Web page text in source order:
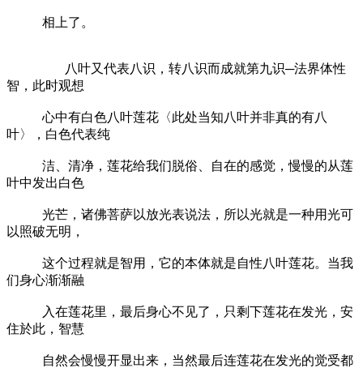
相上了。
八叶又代表八识，转八识而成就第九识─法界体性
智，此时观想
心中有白色八叶莲花〈此处当知八叶并非真的有八
叶〉，白色代表纯
洁、清净，莲花给我们脱俗、自在的感觉，慢慢的从莲
叶中发出白色
光芒，诸佛菩萨以放光表说法，所以光就是一种用光可
以照破无明，
这个过程就是智用，它的本体就是自性八叶莲花。当我
们身心渐渐融
入在莲花里，最后身心不见了，只剩下莲花在发光，安
住於此，智慧
自然会慢慢开显出来，当然最后连莲花在发光的觉受都